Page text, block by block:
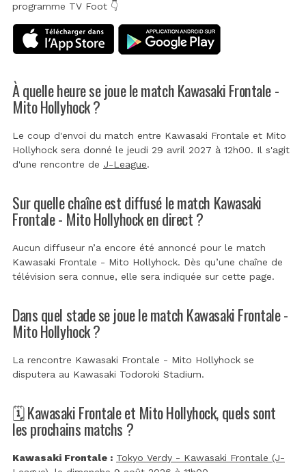
programme TV Foot 👇
À quelle heure se joue le match Kawasaki Frontale -
Mito Hollyhock ?
Le coup d'envoi du match entre Kawasaki Frontale et Mito
Hollyhock sera donné le jeudi 29 avril 2027 à 12h00. Il s'agit
d'une rencontre de J-League.
Sur quelle chaîne est diffusé le match Kawasaki
Frontale - Mito Hollyhock en direct ?
Aucun diffuseur n’a encore été annoncé pour le match
Kawasaki Frontale - Mito Hollyhock. Dès qu’une chaîne de
télévision sera connue, elle sera indiquée sur cette page.
Dans quel stade se joue le match Kawasaki Frontale -
Mito Hollyhock ?
La rencontre Kawasaki Frontale - Mito Hollyhock se
disputera au Kawasaki Todoroki Stadium.
🗓️ Kawasaki Frontale et Mito Hollyhock, quels sont
les prochains matchs ?
Kawasaki Frontale : Tokyo Verdy - Kawasaki Frontale (J-